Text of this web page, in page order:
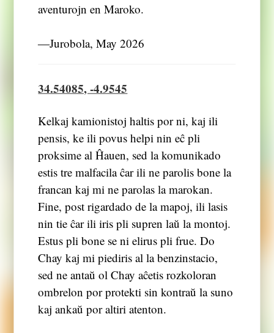
aventurojn en Maroko.
―Jurobola, May 2026
34.54085, -4.9545
Kelkaj kamionistoj haltis por ni, kaj ili
pensis, ke ili povus helpi nin eĉ pli
proksime al Ĥauen, sed la komunikado
estis tre malfacila ĉar ili ne parolis bone la
francan kaj mi ne parolas la marokan.
Fine, post rigardado de la mapoj, ili lasis
nin tie ĉar ili iris pli supren laŭ la montoj.
Estus pli bone se ni elirus pli frue. Do
Chay kaj mi piediris al la benzinstacio,
sed ne antaŭ ol Chay aĉetis rozkoloran
ombrelon por protekti sin kontraŭ la suno
kaj ankaŭ por altiri atenton.